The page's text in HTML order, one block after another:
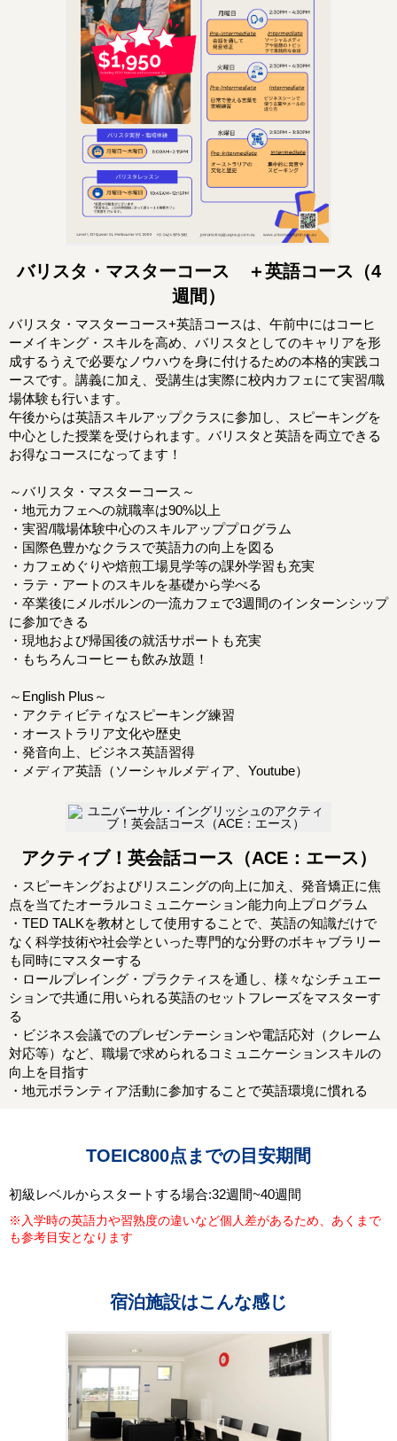
バリスタ・マスターコース ＋英語コース（4
週間）
バリスタ・マスターコース+英語コースは、午前中にはコーヒ
ーメイキング・スキルを高め、バリスタとしてのキャリアを形
成するうえで必要なノウハウを身に付けるための本格的実践コ
ースです。講義に加え、受講生は実際に校内カフェにて実習/職
場体験も行います。
午後からは英語スキルアップクラスに参加し、スピーキングを
中心とした授業を受けられます。バリスタと英語を両立できる
お得なコースになってます！
～バリスタ・マスターコース～
・地元カフェへの就職率は90%以上
・実習/職場体験中心のスキルアッププログラム
・国際色豊かなクラスで英語力の向上を図る
・カフェめぐりや焙煎工場見学等の課外学習も充実
・ラテ・アートのスキルを基礎から学べる
・卒業後にメルボルンの一流カフェで3週間のインターンシップ
に参加できる
・現地および帰国後の就活サポートも充実
・もちろんコーヒーも飲み放題！
～English Plus～
・アクティビティなスピーキング練習
・オーストラリア文化や歴史
・発音向上、ビジネス英語習得
・メディア英語（ソーシャルメディア、Youtube）
アクティブ！英会話コース（ACE：エース）
・スピーキングおよびリスニングの向上に加え、発音矯正に焦
点を当てたオーラルコミュニケーション能力向上プログラム
・TED TALKを教材として使用することで、英語の知識だけで
なく科学技術や社会学といった専門的な分野のボキャブラリー
も同時にマスターする
・ロールプレイング・プラクティスを通し、様々なシチュエー
ションで共通に用いられる英語のセットフレーズをマスターす
る
・ビジネス会議でのプレゼンテーションや電話応対（クレーム
対応等）など、職場で求められるコミュニケーションスキルの
向上を目指す
・地元ボランティア活動に参加することで英語環境に慣れる
TOEIC800点までの目安期間
初級レベルからスタートする場合:32週間~40週間
※入学時の英語力や習熟度の違いなど個人差があるため、あくまで
も参考目安となります
宿泊施設はこんな感じ